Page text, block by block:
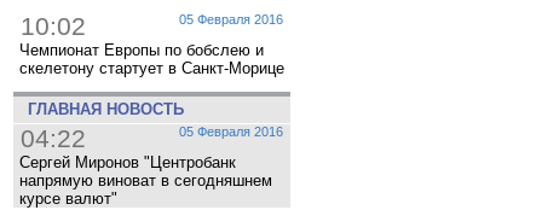
05 Февраля 2016
10:02
Чемпионат Европы по бобслею и
скелетону стартует в Санкт-Морице
ГЛАВНАЯ НОВОСТЬ
05 Февраля 2016
04:22
Сергей Миронов "Центробанк
напрямую виноват в сегодняшнем
курсе валют"